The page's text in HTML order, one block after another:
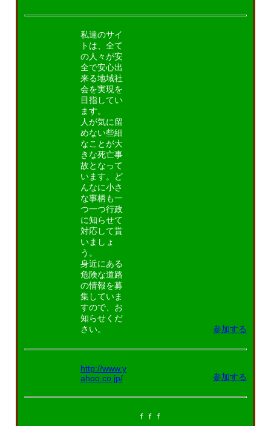
私達のサイ
トは、全て
の人々が安
全で安心出
来る地域社
会を実現を
目指してい
ます。
人が気に留
めない些細
なことが大
きな死亡事
故となって
います。ど
んなに小さ
な事柄も一
つ一つ行政
に知らせて
対応して貰
いましょ
う。
身近にある
危険な道路
の情報を募
集していま
すので、お
知らせくだ
さい。
参加する
http://www.y
ahoo.co.jp/
参加する
ｆｆｆ